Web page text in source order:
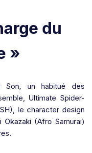
du
»
un habitué des
Ultimate Spider-
le character design
(Afro Samurai)